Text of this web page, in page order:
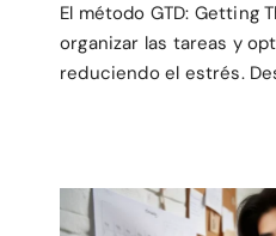
El método GTD: Getting
organizar las tareas y
reduciendo el estrés.